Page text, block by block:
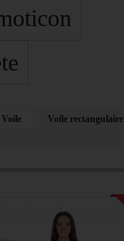
Voile Voile rectangulaire